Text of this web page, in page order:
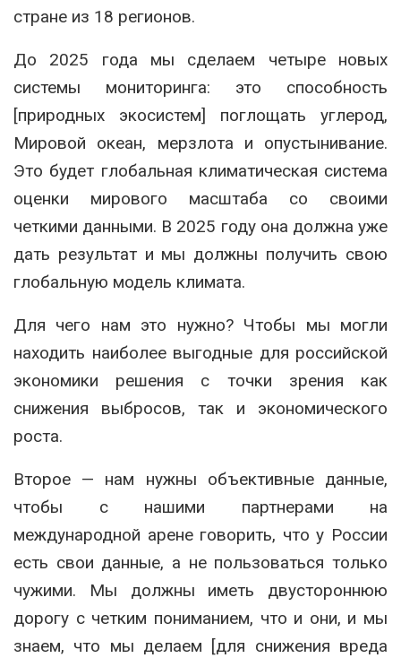
стране из 18 регионов.
До 2025 года мы сделаем четыре новых
системы мониторинга: это способность
[природных экосистем] поглощать углерод,
Мировой океан, мерзлота и опустынивание.
Это будет глобальная климатическая система
оценки мирового масштаба со своими
четкими данными. В 2025 году она должна уже
дать результат и мы должны получить свою
глобальную модель климата.
Для чего нам это нужно? Чтобы мы могли
находить наиболее выгодные для российской
экономики решения с точки зрения как
снижения выбросов, так и экономического
роста.
Второе — нам нужны объективные данные,
чтобы с нашими партнерами на
международной арене говорить, что у России
есть свои данные, а не пользоваться только
чужими. Мы должны иметь двустороннюю
дорогу с четким пониманием, что и они, и мы
знаем, что мы делаем [для снижения вреда